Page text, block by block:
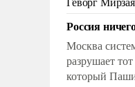
Китаем.
Россия
Москва
разрушает
который